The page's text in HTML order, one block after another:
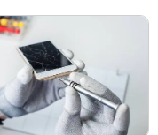
использовать
запчасти — это
максимальной
устройства в
установку